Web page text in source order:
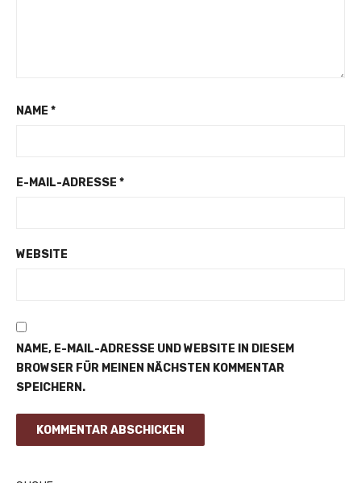
NAME *
E-MAIL-ADRESSE *
WEBSITE
NAME, E-MAIL-ADRESSE UND WEBSITE IN DIESEM
BROWSER FÜR MEINEN NÄCHSTEN KOMMENTAR
SPEICHERN.